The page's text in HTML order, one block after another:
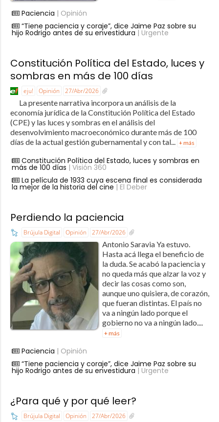
Paciencia | Opinión
“Tiene paciencia y coraje”, dice Jaime Paz sobre su
hijo Rodrigo antes de su envestidura | Urgente
Constitución Política del Estado, luces y
sombras en más de 100 días
eju! Opinión 27/Abr/2026
La presente narrativa incorpora un análisis de la
economía jurídica de la Constitución Política del Estado
(CPE) y las luces y sombras en el análisis del
desenvolvimiento macroeconómico durante más de 100
días de la actual gestión gubernamental y con tal... + más
Constitución Política del Estado, luces y sombras en
más de 100 días | Visión 360
La película de 1933 cuya escena final es considerada
la mejor de la historia del cine | El Deber
Perdiendo la paciencia
Brújula Digital Opinión 27/Abr/2026
Antonio Saravia Ya estuvo.
Hasta acá llega el beneficio de
la duda. Se acabó la paciencia y
no queda más que alzar la voz y
decir las cosas como son,
aunque uno quisiera, de corazón,
que fueran distintas. El país no
va a ningún lado porque el
gobierno no va a ningún lado....
+ más
Paciencia | Opinión
“Tiene paciencia y coraje”, dice Jaime Paz sobre su
hijo Rodrigo antes de su envestidura | Urgente
¿Para qué y por qué leer?
Brújula Digital Opinión 27/Abr/2026